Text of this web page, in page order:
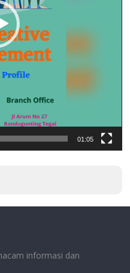
01:05
informasi dan